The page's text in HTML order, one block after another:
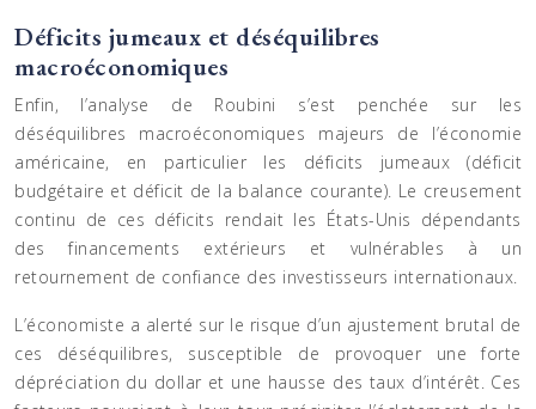
Déficits jumeaux et déséquilibres
macroéconomiques
Enfin, l’analyse de Roubini s’est penchée sur les
déséquilibres macroéconomiques majeurs de l’économie
américaine, en particulier les déficits jumeaux (déficit
budgétaire et déficit de la balance courante). Le creusement
continu de ces déficits rendait les États-Unis dépendants
des financements extérieurs et vulnérables à un
retournement de confiance des investisseurs internationaux.
L’économiste a alerté sur le risque d’un ajustement brutal de
ces déséquilibres, susceptible de provoquer une forte
dépréciation du dollar et une hausse des taux d’intérêt. Ces